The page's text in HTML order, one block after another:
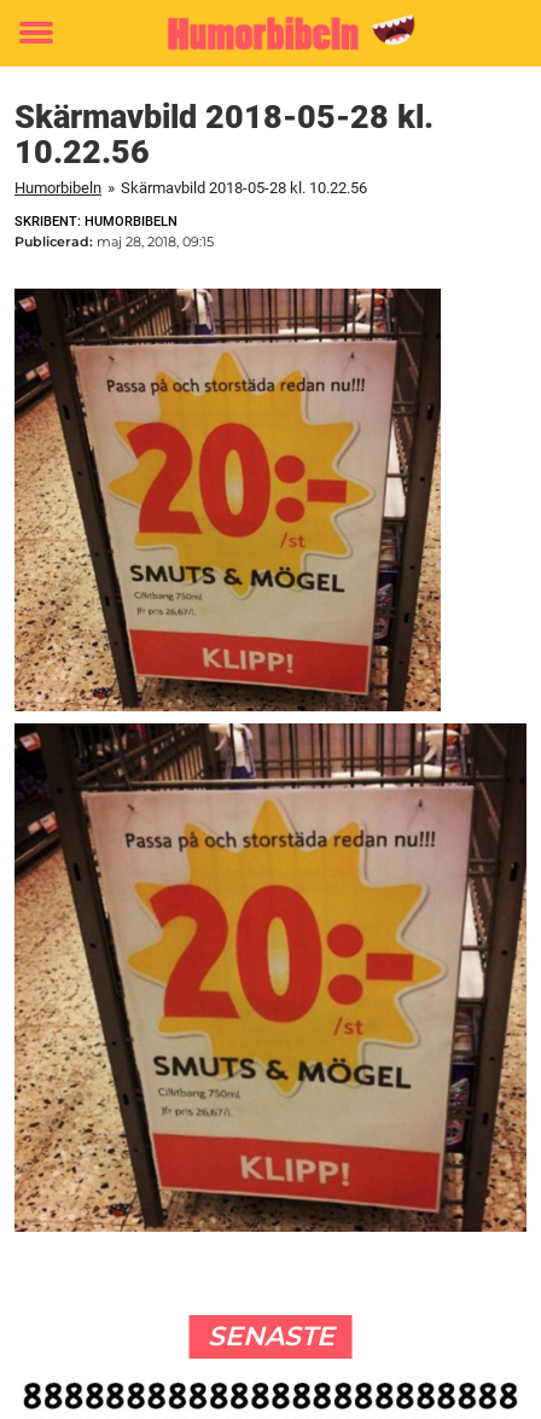
Toggle
Skärmavbild 2018-05-28 kl.
10.22.56
Humorbibeln » Skärmavbild 2018-05-28 kl. 10.22.56
SKRIBENT: HUMORBIBELN
Publicerad: maj 28, 2018, 09:15
SENASTE